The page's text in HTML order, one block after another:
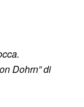
Dohrn” di